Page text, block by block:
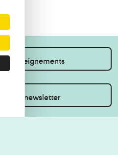
renseignements
à la newsletter